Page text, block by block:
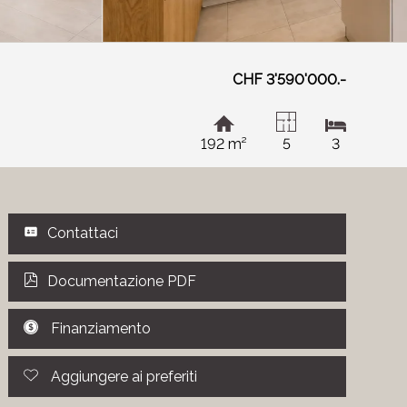
CHF 3'590'000.-
192 m² 5 3
Contattaci
Documentazione PDF
Finanziamento
Aggiungere ai preferiti